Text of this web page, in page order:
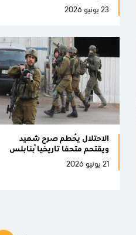
23 يونيو 2026
الاحتلال يُحطم صرح شهيد
ويقتحم متحفا تاريخياً بنابلس
21 يونيو 2026